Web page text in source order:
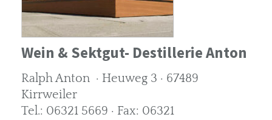
Wein & Sektgut- Destillerie Anton
Ralph Anton · Heuweg 3 · 67489
Kirrweiler
Tel.: 06321 5669 · Fax: 06321